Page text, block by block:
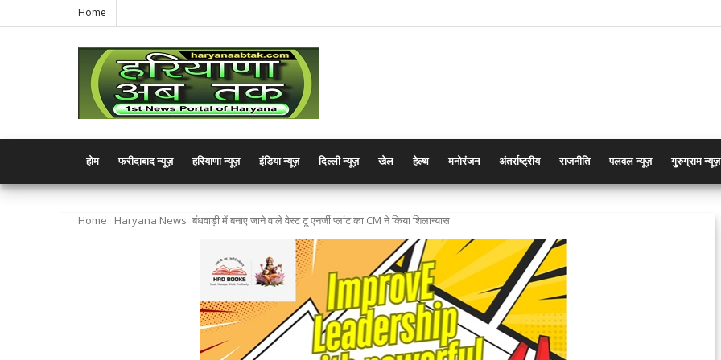
Home
होम फरीदाबाद न्यूज़ हरियाणा न्यूज़ इंडिया न्यूज़ दिल्ली न्यूज़ खेल हेल्थ मनोरंजन अंतर्राष्ट्रीय राजनीति पलवल न्यूज़ गुरुग्राम न्यूज़
Home Haryana News बंधवाड़ी में बनाए जाने वाले वेस्ट टू एनर्जी प्लांट का CM ने किया शिलान्यास